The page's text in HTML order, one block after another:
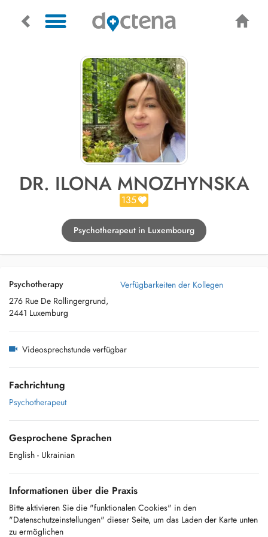
DR. ILONA MNOZHYNSKA
135
Psychotherapeut in Luxembourg
Psychotherapy
276 Rue De Rollingergrund,
2441 Luxemburg
Verfügbarkeiten der Kollegen
Videosprechstunde verfügbar
Fachrichtung
Psychotherapeut
Gesprochene Sprachen
English - Ukrainian
Informationen über die Praxis
Bitte aktivieren Sie die "funktionalen Cookies" in den
"Datenschutzeinstellungen" dieser Seite, um das Laden der Karte unten
zu ermöglichen